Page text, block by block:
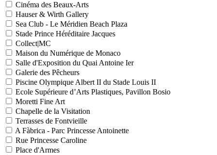
Cinéma des Beaux-Arts
Hauser & Wirth Gallery
Sea Club - Le Méridien Beach Plaza
Stade Prince Héréditaire Jacques
Collect|MC
Maison du Numérique de Monaco
Salle d'Exposition du Quai Antoine Ier
Galerie des Pêcheurs
Piscine Olympique Albert II du Stade Louis II
Ecole Supérieure d’Arts Plastiques, Pavillon Bosio
Moretti Fine Art
Chapelle de la Visitation
Terrasses de Fontvieille
A Fàbrica - Parc Princesse Antoinette
Rue Princesse Caroline
Place d'Armes